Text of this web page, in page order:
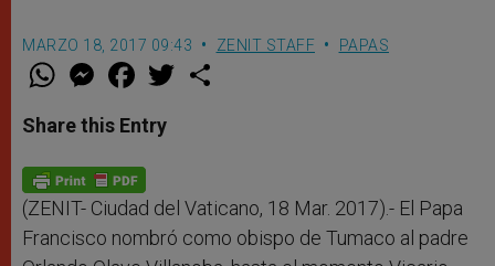
MARZO 18, 2017 09:43 ZENIT STAFF PAPAS
W
t
s
p
p
M
e
s
e
g
e
r
F
a
e
b
o
k
w
Share this Entry
(ZENIT- Ciudad del Vaticano, 18 Mar. 2017).- El Papa
Francisco nombró como obispo de Tumaco al padre